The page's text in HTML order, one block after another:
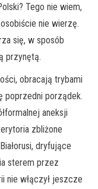
Tego nie wiem,
nie wierzę.
się, w sposób
przynętą.
obracają trybami
poprzedni porządek.
aneksji
zbliżone
dryfujące
sterem przez
nie włączył jeszcze